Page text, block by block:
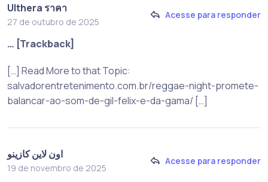
Ulthera ราคา
27 de outubro de 2025
Acesse para responder
… [Trackback]
[…] Read More to that Topic:
salvadorentretenimento.com.br/reggae-night-promete-
balancar-ao-som-de-gil-felix-e-da-gama/ […]
اون لاين كازينو
19 de novembro de 2025
Acesse para responder